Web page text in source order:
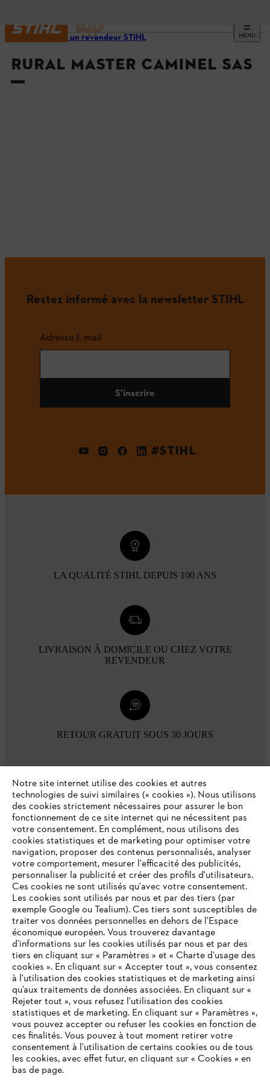
MENU
Trouvez un revendeur STIHL
RURAL MASTER CAMINEL SAS
Restez informé avec la newsletter STIHL
Adresse E-mail
S'inscrire
#STIHL
LA QUALITÉ STIHL DEPUIS 100 ANS
LIVRAISON À DOMICILE OU CHEZ VOTRE
REVENDEUR
RETOUR GRATUIT SOUS 30 JOURS
L'Entreprise
Questions / Réponses
Service
Conditions Générales de Vente
VOTRE NAVIGATEUR INTERNET
N'EST PLUS PRIS EN CHARGE
Vous utilisez un navigateur Internet que nous ne prenons plus
en charge, et certaines fonctionnalités de notre site ne
peuvent fonctionner correctement. Pour une utilisation
Notre site internet utilise des cookies et autres
technologies de suivi similaires (« cookies »). Nous utilisons
des cookies strictement nécessaires pour assurer le bon
fonctionnement de ce site internet qui ne nécessitent pas
votre consentement. En complément, nous utilisons des
cookies statistiques et de marketing pour optimiser votre
navigation, proposer des contenus personnalisés, analyser
votre comportement, mesurer l'efficacité des publicités,
personnaliser la publicité et créer des profils d'utilisateurs.
Ces cookies ne sont utilisés qu'avec votre consentement.
Les cookies sont utilisés par nous et par des tiers (par
exemple Google ou Tealium). Ces tiers sont susceptibles de
traiter vos données personnelles en dehors de l'Espace
économique européen. Vous trouverez davantage
d’informations sur les cookies utilisés par nous et par des
tiers en cliquant sur « Paramètres » et « Charte d’usage des
cookies ». En cliquant sur « Accepter tout », vous consentez
à l'utilisation des cookies statistiques et de marketing ainsi
qu’aux traitements de données associées. En cliquant sur «
Rejeter tout », vous refusez l'utilisation des cookies
statistiques et de marketing. En cliquant sur « Paramètres »,
vous pouvez accepter ou refuser les cookies en fonction de
ces finalités. Vous pouvez à tout moment retirer votre
consentement à l'utilisation de certains cookies ou de tous
les cookies, avec effet futur, en cliquant sur « Cookies » en
bas de page.